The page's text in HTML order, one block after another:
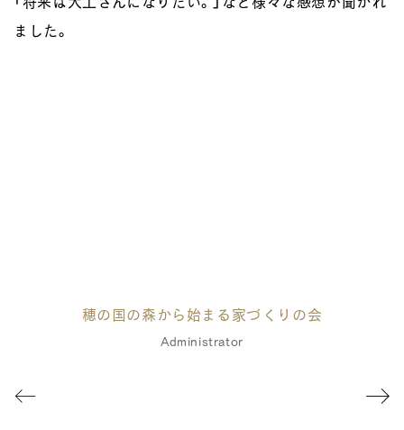
ました。
穂の国の森から始まる家づくりの会
Administrator